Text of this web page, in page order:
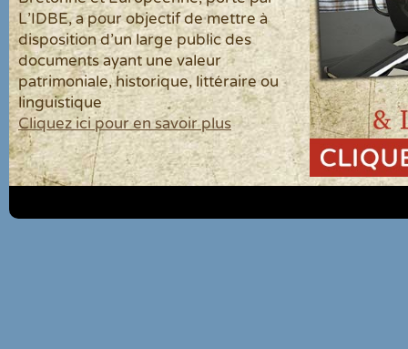
L'IDBE, a pour objectif de mettre à
disposition d'un large public des
documents ayant une valeur
patrimoniale, historique, littéraire ou
linguistique
Cliquez ici pour en savoir plus